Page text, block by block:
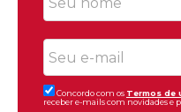
Concordo com os Termos de
receber e-mails com novidades e